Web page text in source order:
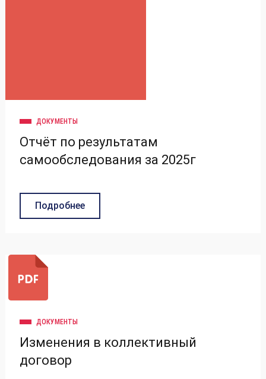
ДОКУМЕНТЫ
Отчёт по результатам
самообследования за 2025г
Подробнее
ДОКУМЕНТЫ
Изменения в коллективный
договор